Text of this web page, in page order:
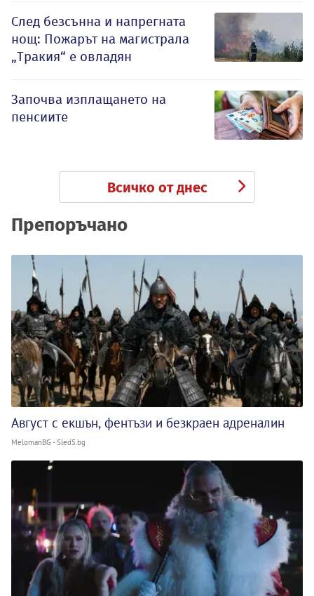
След безсънна и напрегната
нощ: Пожарът на магистрала
„Тракия“ е овладян
Започва изплащането на
пенсиите
Всичко от днес
Препоръчано
Август с екшън, фентъзи и безкраен адреналин
MelomanBG - Sled5.bg